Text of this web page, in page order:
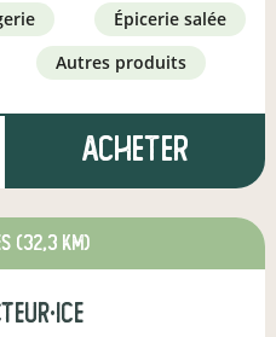
épicerie salée
autres produits
Acheter
(32,3 km)